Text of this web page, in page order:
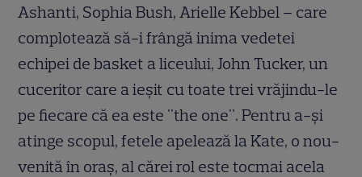
Ashanti, Sophia Bush, Arielle Kebbel – care
complotează să-i frângă inima vedetei
echipei de basket a liceului, John Tucker, un
cuceritor care a ieșit cu toate trei vrăjindu-le
pe fiecare că ea este "the one". Pentru a-și
atinge scopul, fetele apelează la Kate, o nou-
venită în oraș, al cărei rol este tocmai acela